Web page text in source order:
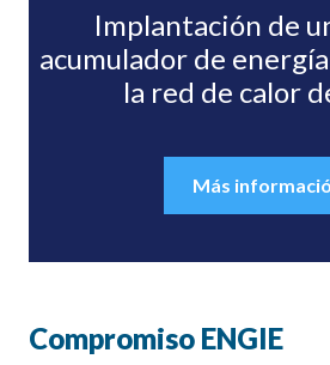
Implantación de
acumulador de
la red de calor
Más
Compromiso ENGIE